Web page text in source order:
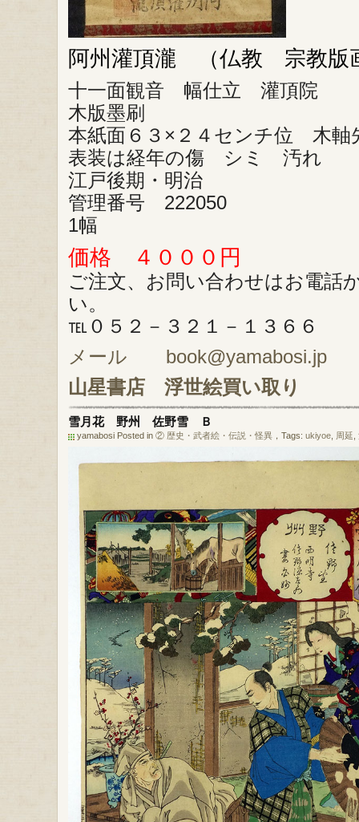
阿州灌頂瀧 （仏教 宗教版
十一面観音 幅仕立 灌頂院
木版墨刷
本紙面６３×２４センチ位 木
表装は経年の傷 シミ 汚れ
江戸後期・明治
管理番号 222050
1幅
価格 ４０００円
ご注文、お問い合わせはお電話
い。
℡０５２－３２１－１３６６
メール book@yamabosi.jp
山星書店
浮世絵買い取り
雪月花 野州 佐野雪 Ｂ
yamabosi Posted in ② 歴史・武者絵・伝説・怪異 ，Tags: ukiyoe 周延